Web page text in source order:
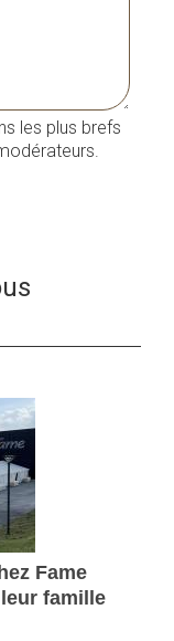
les plus brefs
Fame
famille